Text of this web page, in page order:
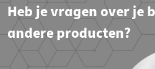
Heb je vragen over je
andere producten?